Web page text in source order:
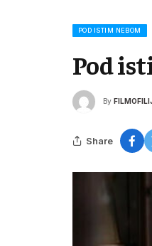
POD ISTIM NEBOM
Pod
By
Share